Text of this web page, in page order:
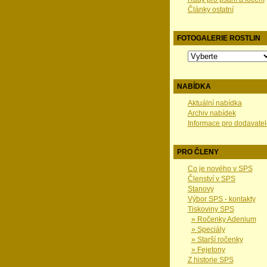
Články ostatní
FOTOGALERIE ROSTLIN
NABÍDKA
Aktuální nabídka
Archiv nabídek
Informace pro
PRO ČLENY
Co je nového v SPS
Členství v SPS
Stanovy
Výbor SPS - kontakty
Tiskoviny SPS
» Ročenky Adenium
» Speciály
» Starší ročenky
» Fejetony
Z historie SPS